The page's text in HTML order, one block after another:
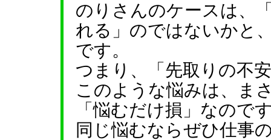
のりさんのケースは、
れる」のではないかと
です。
つまり、「先取りの不
このような悩みは、ま
「悩むだけ損」なので
同じ悩むならぜひ仕事